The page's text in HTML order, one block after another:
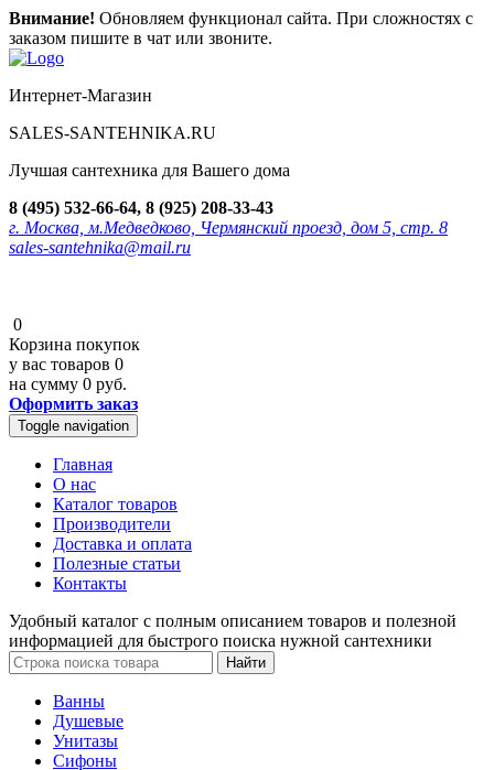
Внимание! Обновляем функционал сайта. При сложностях с
заказом пишите в чат или звоните.
Интернет-Магазин
SALES-SANTEHNIKA.RU
Лучшая сантехника для Вашего дома
8 (495) 532-66-64, 8 (925) 208-33-43
г. Москва, м.Медведково, Чермянский проезд, дом 5, стр. 8
sales-santehnika@mail.ru
0
Корзина покупок
у вас товаров 0
на сумму 0 руб.
Оформить заказ
Toggle navigation
Главная
О нас
Каталог товаров
Производители
Доставка и оплата
Полезные статьи
Контакты
Удобный каталог с полным описанием товаров и полезной
информацией для быстрого поиска нужной сантехники
Ванны
Душевые
Унитазы
Сифоны